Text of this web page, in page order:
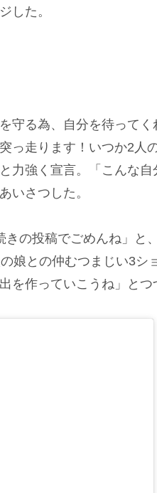
した。
守る為、自分を待ってく
っ走ります！いつか2人
力強く宣言。「こんな
いさつした。
の投稿でごめんね」と
娘との仲むつまじい3シ
を作っていこうね」とつ